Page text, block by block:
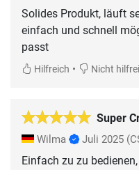
Solides Produkt, läuft
einfach und schnell
passt
Hilfreich • Nicht
Super
Wilma Juli 2025
Einfach zu zu